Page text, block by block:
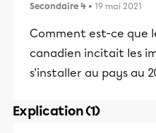
Secondaire 4 • 19 mai 2021
Comment est-ce que
canadien incitait les
s'installer au pays au
Explication (1)